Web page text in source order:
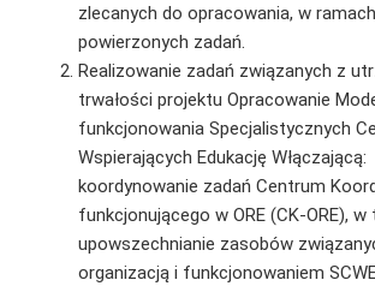
zlecanych do opracowania, w
powierzonych zadań.
Realizowanie zadań związanych z
trwałości projektu Opracowanie
funkcjonowania Specjalistycznych
Wspierających Edukację Włączającą:
koordynowanie zadań Centrum
funkcjonującego w ORE (CK-ORE), w
upowszechnianie zasobów
organizacją i funkcjonowaniem